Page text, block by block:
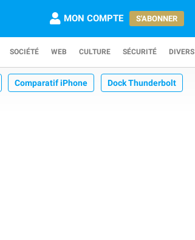
MON COMPTE S'ABONNER
SOCIÉTÉ WEB CULTURE SÉCURITÉ DIVERS
Comparatif iPhone Dock Thunderbolt